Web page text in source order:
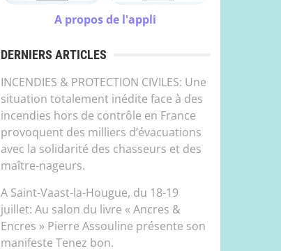
A propos de l'appli
DERNIERS ARTICLES
INCENDIES & PROTECTION CIVILES: Une
situation totalement inédite face à des
incendies hors de contrôle en France
provoquent des milliers d’évacuations
avec la solidarité des chasseurs et des
maître-nageurs.
A Saint-Vaast-la-Hougue, du 18-19
juillet: Au salon du livre « Ancres &
Encres » Pierre Assouline présente son
manifeste Tenez bon.